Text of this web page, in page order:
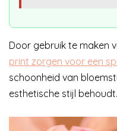
Door gebruik te maken
print zorgen voor een
schoonheid van
esthetische stijl behoudt.